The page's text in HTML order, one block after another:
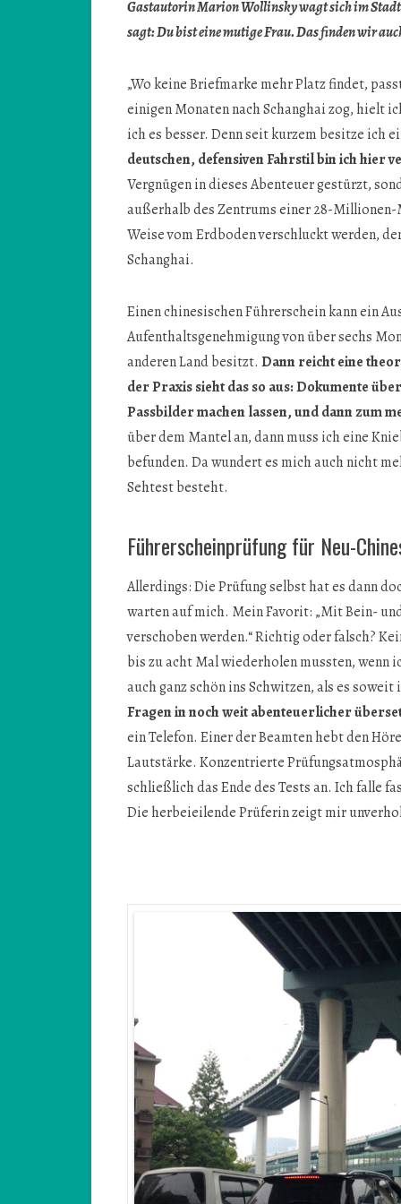
Gastautorin Marion Wollinsky wagt sich im
sagt: Du bist eine mutige Frau. Das finden wir
„Wo keine Briefmarke mehr Platz findet,
einigen Monaten nach Schanghai zog, hielt
ich es besser. Denn seit kurzem besitze ich
deutschen, defensiven Fahrstil bin ich hier
Vergnügen in dieses Abenteuer gestürzt,
außerhalb des Zentrums einer 28-
Weise vom Erdboden verschluckt werden,
Schanghai.
Einen chinesischen Führerschein kann ein
Aufenthaltsgenehmigung von über sechs
anderen Land besitzt. Dann reicht eine
der Praxis sieht das so aus: Dokumente
Passbilder machen lassen, und dann zum
über dem Mantel an, dann muss ich eine
befunden. Da wundert es mich auch nicht
Sehtest besteht.
Führerscheinprüfung für Neu-
Allerdings: Die Prüfung selbst hat es dann
warten auf mich. Mein Favorit: „Mit Bein-
verschoben werden.“ Richtig oder falsch?
bis zu acht Mal wiederholen mussten, wenn
auch ganz schön ins Schwitzen, als es
Fragen in noch weit abenteuerlicher
ein Telefon. Einer der Beamten hebt den
Lautstärke. Konzentrierte
schließlich das Ende des Tests an. Ich falle
Die herbeieilende Prüferin zeigt mir